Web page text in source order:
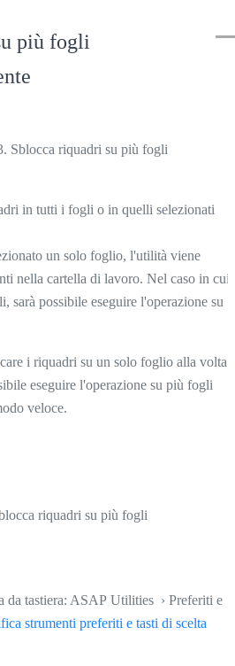
più fogli
Sblocca riquadri su più fogli
in tutti i fogli o in quelli selezionati
un solo foglio, l'utilità viene
nella cartella di lavoro. Nel caso in cui
sarà possibile eseguire l'operazione su
i riquadri su un solo foglio alla volta.
eseguire l'operazione su più fogli
veloce.
riquadri su più fogli
da tastiera: ASAP Utilities › Preferiti e
strumenti preferiti e tasti di scelta